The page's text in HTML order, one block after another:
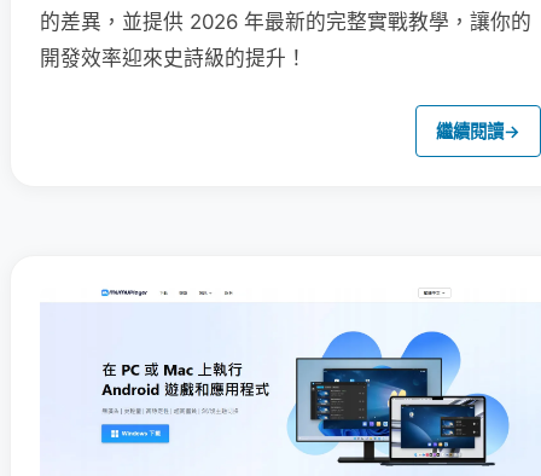
的差異，並提供 2026 年最新的完整實戰教學，讓你的
開發效率迎來史詩級的提升！
繼續閱讀→